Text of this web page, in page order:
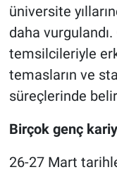
üniversite
daha
temsilcileriyle
temasların ve
süreçlerinde
Birçok genç
26-27 Mart